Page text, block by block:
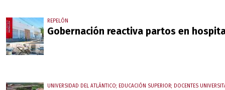
REPELÓN
Gobernación reactiva partos en
UNIVERSIDAD DEL ATLÁNTICO; EDUCACIÓN SUPERIOR; DOCENTES